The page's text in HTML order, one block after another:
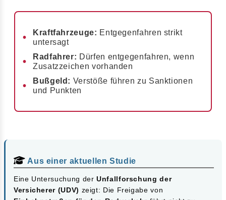
Kraftfahrzeuge: Entgegenfahren strikt
untersagt
Radfahrer: Dürfen entgegenfahren, wenn
Zusatzzeichen vorhanden
Bußgeld: Verstöße führen zu Sanktionen
und Punkten
Aus einer aktuellen Studie
Eine Untersuchung derUnfallforschung der
Versicherer (UDV) zeigt: Die Freigabe von